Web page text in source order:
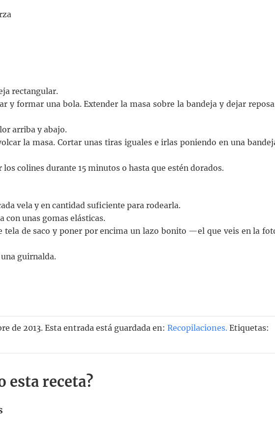
rectangular.
y formar una bola. Extender la masa sobre la bandeja y dejar
arriba y abajo.
la masa. Cortar unas tiras iguales e irlas poniendo en una
los colines durante 15 minutos o hasta que estén dorados.
vela y en cantidad suficiente para rodearla.
con unas gomas elásticas.
tela de saco y poner por encima un lazo bonito —el que veis en la
guirnalda.
de 2013. Esta entrada está guardada en: Recopilaciones. Etiquetas:
esta receta?